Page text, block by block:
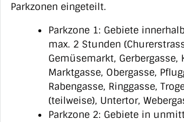
Parkzonen eingeteilt.
Parkzone 1: Gebiete
max. 2 Stunden
Gemüsemarkt, Gerbergasse,
Marktgasse, Obergasse,
Rabengasse, Ringgasse,
(teilweise), Untertor,
Parkzone 2: Gebiete in